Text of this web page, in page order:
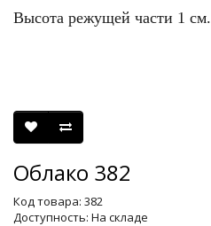
Высота режущей части 1 см.
Облако 382
Код товара: 382
Доступность: На складе